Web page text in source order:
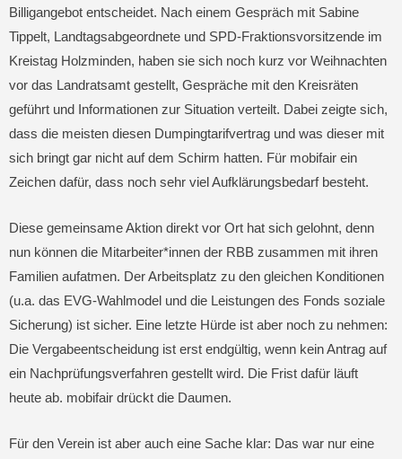
Billigangebot entscheidet. Nach einem Gespräch mit Sabine
Tippelt, Landtagsabgeordnete und SPD-Fraktionsvorsitzende im
Kreistag Holzminden, haben sie sich noch kurz vor Weihnachten
vor das Landratsamt gestellt, Gespräche mit den Kreisräten
geführt und Informationen zur Situation verteilt. Dabei zeigte sich,
dass die meisten diesen Dumpingtarifvertrag und was dieser mit
sich bringt gar nicht auf dem Schirm hatten. Für mobifair ein
Zeichen dafür, dass noch sehr viel Aufklärungsbedarf besteht.
Diese gemeinsame Aktion direkt vor Ort hat sich gelohnt, denn
nun können die Mitarbeiter*innen der RBB zusammen mit ihren
Familien aufatmen. Der Arbeitsplatz zu den gleichen Konditionen
(u.a. das EVG-Wahlmodel und die Leistungen des Fonds soziale
Sicherung) ist sicher. Eine letzte Hürde ist aber noch zu nehmen:
Die Vergabeentscheidung ist erst endgültig, wenn kein Antrag auf
ein Nachprüfungsverfahren gestellt wird. Die Frist dafür läuft
heute ab. mobifair drückt die Daumen.
Für den Verein ist aber auch eine Sache klar: Das war nur eine